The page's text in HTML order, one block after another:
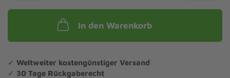
In den Warenkorb
✓ Weltweiter kostengünstiger Versand
✓ 30 Tage Rückgaberecht